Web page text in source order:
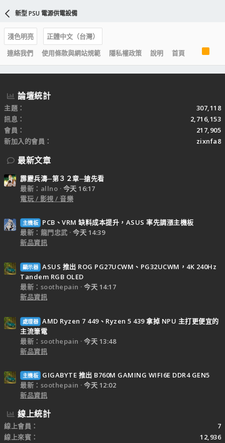
新型 PSU 電源供電設備
淺色明亮
正體中文（台灣）
連絡我們
使用條款與網站規範 隱私權政策 說明 首頁
S
論壇統計
主題
307,118
訊息
2,716,153
會員
217,905
新加入的會員
zixnfa8
最新文章
霹靂兵濤─第３２章─搶先看
最新：allno
今天 16:17
電玩 / 影視 / 音樂
主機板
PCB、VRM 缺料成本提升，ASUS 率先調漲主機板
最新：龍門忠武
今天 14:39
新品資訊
顯示器 ASUS 推出 ROG PG27UCWM、PG32UCWM，4K 240Hz
Tandem RGB OLED
最新：soothepain
今天 14:17
新品資訊
處理器 AMD Ryzen 7 449、Ryzen 5 439 拿掉 NPU 主打更便宜的
主流筆電
最新：soothepain
今天 13:48
新品資訊
主機板
GIGABYTE 推出 B760M GAMING WIFI6E DDR4 GEN5
最新：soothepain
今天 12:02
新品資訊
線上統計
線上會員
7
線上來賓
12,936